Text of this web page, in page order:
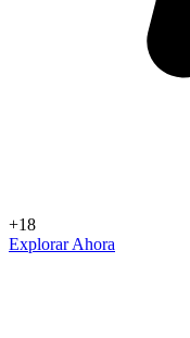
+18
Explorar Ahora